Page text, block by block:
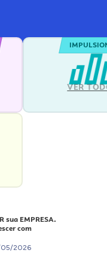
VER
sua EMPRESA.
com
05/2026